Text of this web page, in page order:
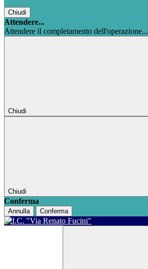
Chiudi
Attendere...
Attendere il completamento dell'operazione...
Chiudi
Chiudi
Conferma
Annulla Conferma